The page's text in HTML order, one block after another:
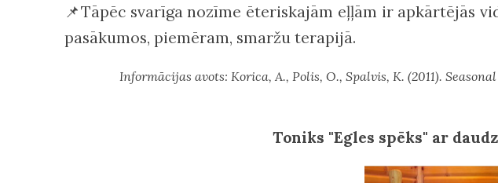
📌Tāpēc svarīga nozīme ēteriskajām eļļām ir apkārtējās
pasākumos, piemēram, smaržu terapijā.
Informācijas avots: Korica, A., Polis, O., Spalvis, K. (2011).
Toniks "Egles spēks" ar